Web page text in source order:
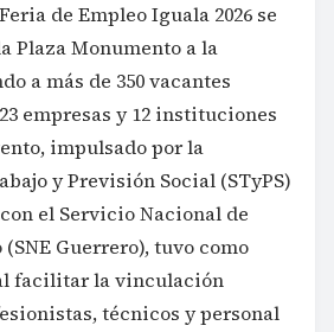
de Empleo Iguala 2026 se
Plaza Monumento a la
a más de 350 vacantes
empresas y 12 instituciones
impulsado por la
y Previsión Social (STyPS)
el Servicio Nacional de
Guerrero), tuvo como
facilitar la vinculación
técnicos y personal